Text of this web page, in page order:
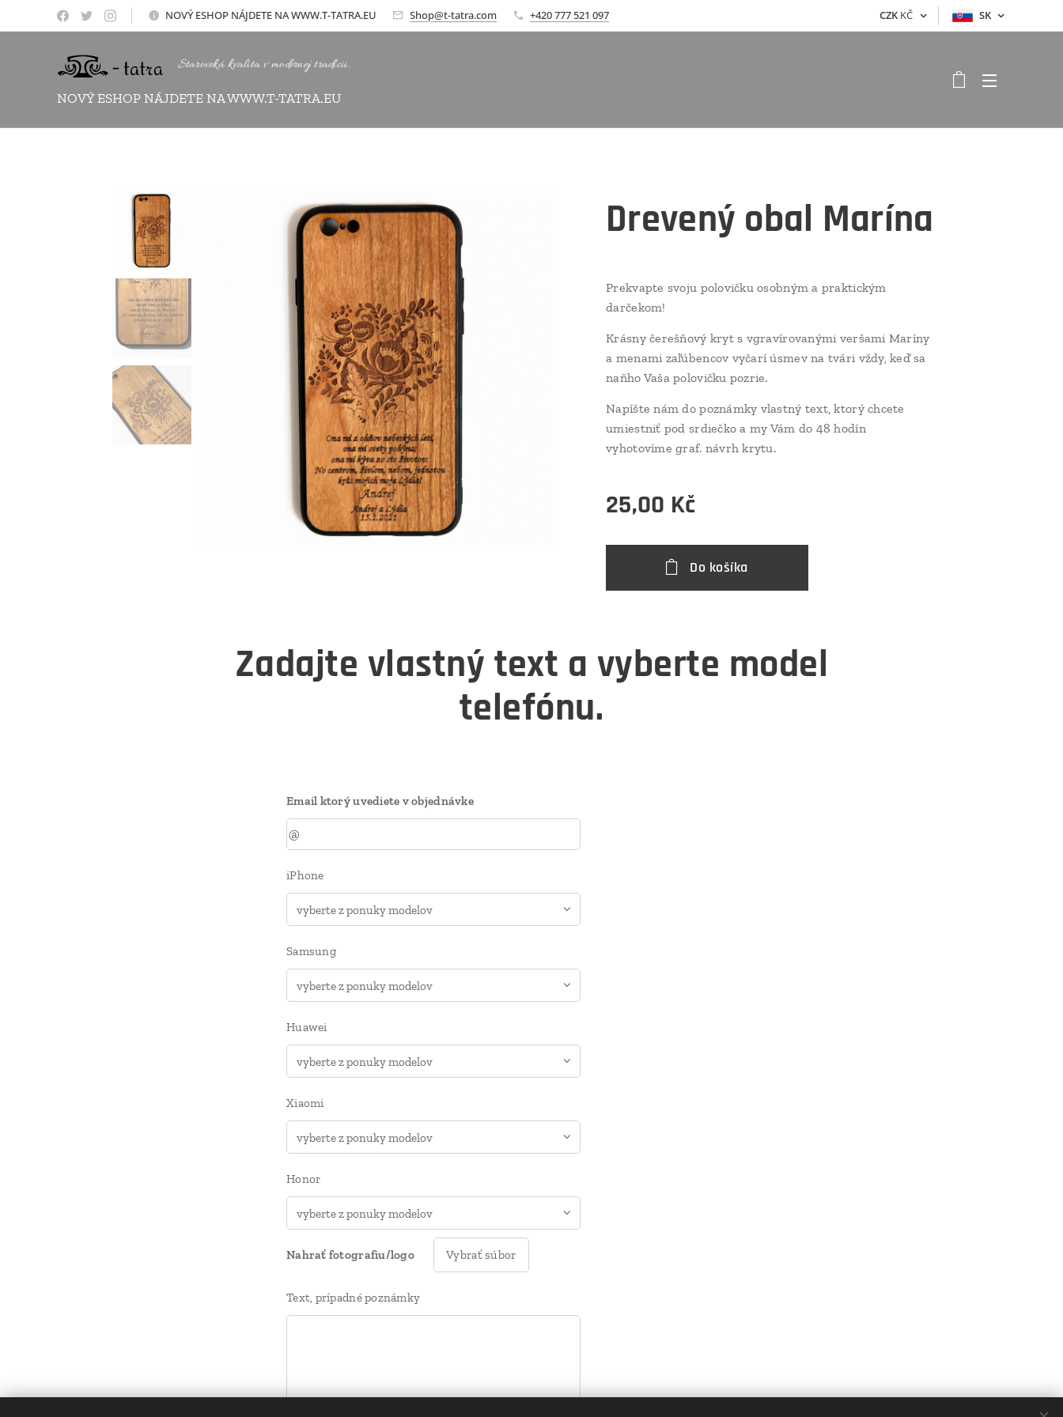
NOVÝESHOP NÁJDETE NA WWW.T-TATRA.EU Shop@t-tatra.com +420 777 521 097 CZK KČ SK
Staroveká kvalita v modernej tradícii.
NOVÝ ESHOP NÁJDETE NA WWW.T-TATRA.EU
Drevený obal Marína
Prekvapte svoju polovičku osobným a praktickým
darčekom!
Krásny čerešňový kryt s vgravírovanými veršami Maríny
a menami zaľúbencov vyčarí úsmev na tvári vždy, keď sa
naňho Vaša polovičku pozrie.
Napíšte nám do poznámky vlastný text, ktorý chcete
umiestniť pod srdiečko a my Vám do 48 hodín
vyhotovíme graf. návrh krytu.
25,00 Kč
Do košíka
Zadajte vlastný text a vyberte model
telefónu.
Email ktorý uvediete v objednávke
iPhone
Samsung
Huawei
Xiaomi
Honor
Nahrať fotografiu/logo Vybrať súbor
Text, prípadné poznámky